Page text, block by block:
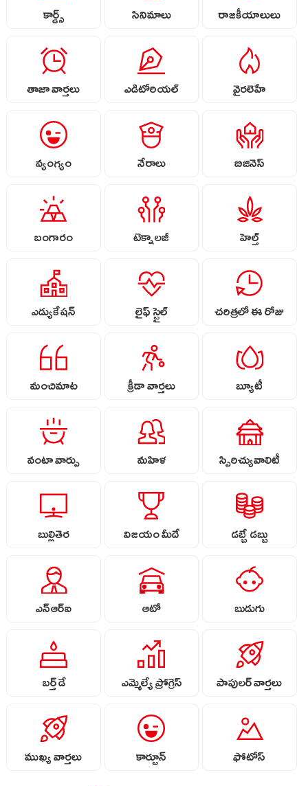
కార్డ్స్ సినిమాలు రాజకీయాలులు
తాజా వార్తలు ఎడిటోరియల్ వైరలెహే
వ్యంగ్యం నేరాలు బిజినెస్
బంగారం టెక్నాలజీ హెల్త్
ఎడ్యుకేషన్ లైఫ్ స్టైల్ చరిత్రలో ఈ రోజు
మంచిమాట క్రీడా వార్తలు బ్యూటీ
వంటా వార్పు మహిళ స్పిరిచ్యువాలిటీ
బుల్లితెర విజయం మీదే డబ్బే డబ్బు
ఎన్ఆర్ఐ ఆటో బుడుగు
బర్త్ డే ఎమ్మెల్యే ప్రోగ్రెస్ పాపులర్ వార్తలు
ముఖ్య వార్తలు కార్టూన్ ఫోటోస్